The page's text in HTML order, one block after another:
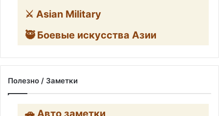
⚔️ Asian Military
🥷 Боевые искусства Азии
Полезно / Заметки
🚗 Авто заметки